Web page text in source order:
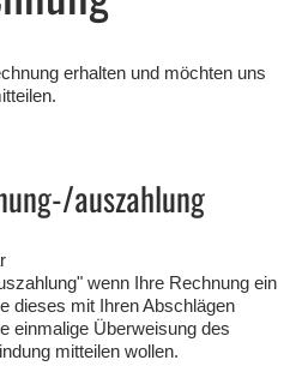
erhalten und möchten uns
auszahlung
wenn Ihre Rechnung ein
dieses mit Ihren Abschlägen
einmalige Überweisung des
mitteilen wollen.